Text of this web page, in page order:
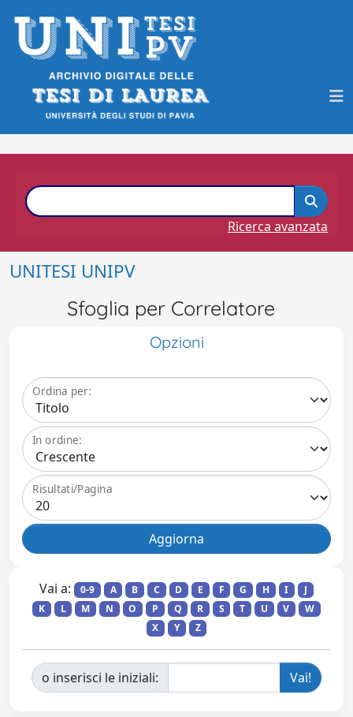
Ricerca avanzata
UNITESI UNIPV
Sfoglia per Correlatore
Opzioni
Ordina per:
In ordine:
Risultati/Pagina
Vai a: 0-9 A B C D E F G H I
J
K
L M N O P Q R S T U V
W
X
Y Z
o inserisci le iniziali: